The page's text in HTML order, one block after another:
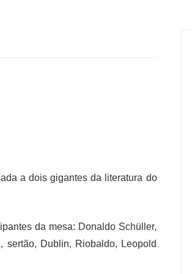
a dois gigantes da literatura do
da mesa: Donaldo Schüller,
sertão, Dublin, Riobaldo, Leopold